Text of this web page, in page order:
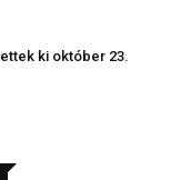
ki október 23.